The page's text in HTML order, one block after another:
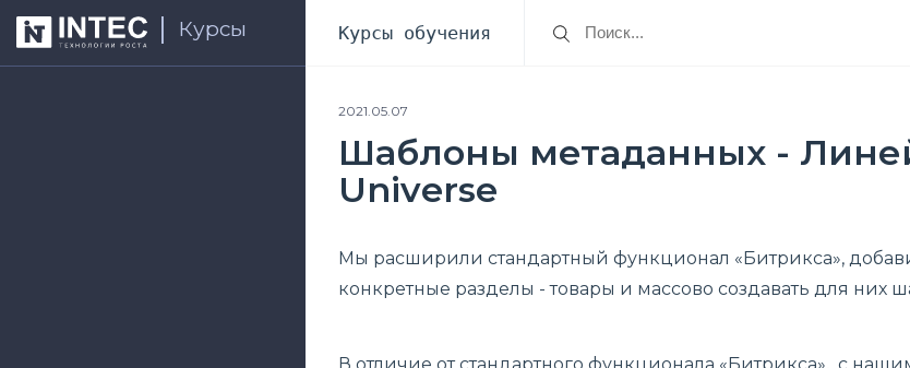
Курсы Курсы обучения
2021.05.07
Шаблоны метаданных -
Universe
Мы расширили стандартный функционал «Битрикса»,
конкретные разделы - товары и массово создавать для них